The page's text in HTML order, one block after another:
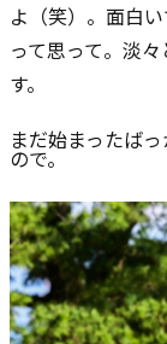
よ（笑）。面白
って思って。淡
す。
まだ始まったば
ので。